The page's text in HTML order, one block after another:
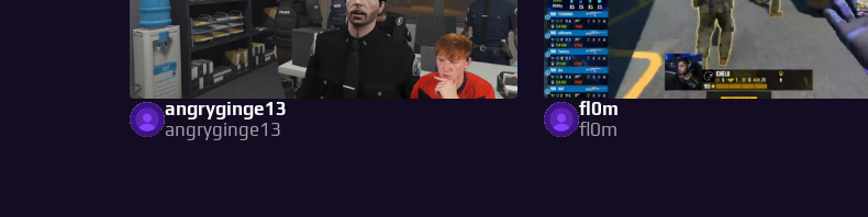
angryginge13
angryginge13
fl0m
fl0m